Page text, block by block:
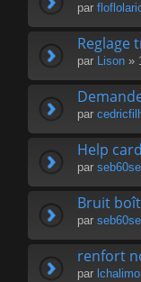
par
Reglage
par Lison »
par
Help
par
Bruit
par
renfort
par